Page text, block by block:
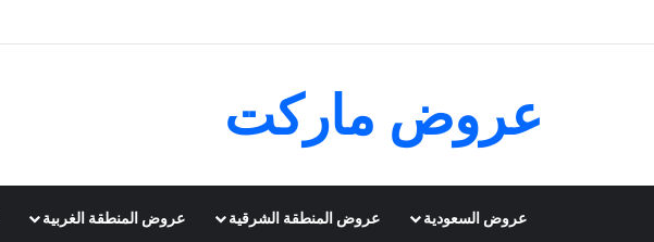
عروض ماركت
عروض السعودية عروض المنطقة الشرقية عروض المنطقة الغربية